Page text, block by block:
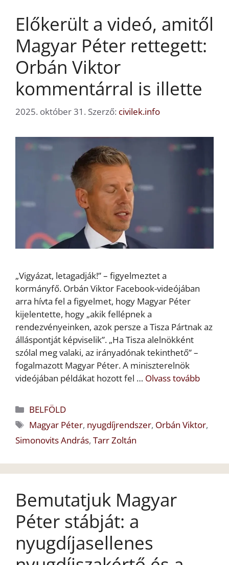
Előkerült a videó, amitől
Magyar Péter rettegett:
Orbán Viktor
kommentárral is illette
2025. október 31. Szerző: civilek.info
„Vigyázat, letagadják!” – figyelmeztet a
kormányfő. Orbán Viktor Facebook-videójában
arra hívta fel a figyelmet, hogy Magyar Péter
kijelentette, hogy „akik fellépnek a
rendezvényeinken, azok persze a Tisza Pártnak az
álláspontját képviselik”. „Ha Tisza alelnökként
szólal meg valaki, az irányadónak tekinthető” –
fogalmazott Magyar Péter. A miniszterelnök
videójában példákat hozott fel … Olvass tovább
Kategória
BELFÖLD
Címkék
Magyar Péter, nyugdíjrendszer, Orbán Viktor,
Simonovits András, Tarr Zoltán
Bemutatjuk Magyar
Péter stábját: a
nyugdíjasellenes